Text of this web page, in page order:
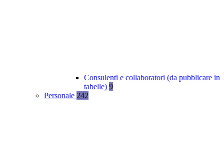
Consulenti e collaboratori (da pubblicare in
tabelle) 9
Personale 242